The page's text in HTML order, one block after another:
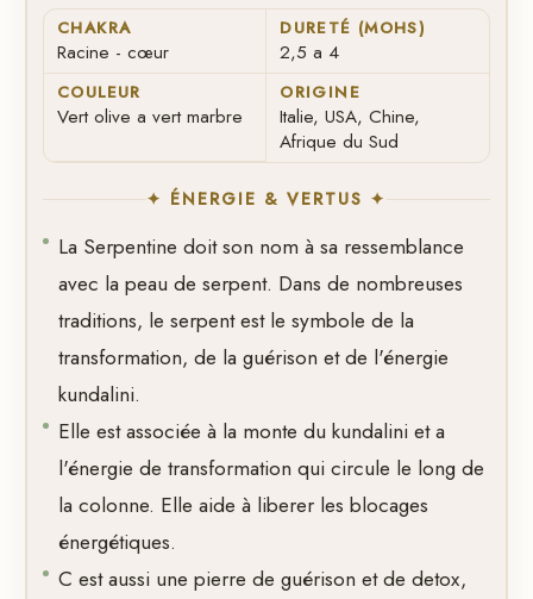
CHAKRA
Racine - cœur
DURETÉ (MOHS)
2,5 a 4
COULEUR
Vert olive a vert marbre
ORIGINE
Italie, USA, Chine,
Afrique du Sud
✦ ÉNERGIE & VERTUS ✦
La Serpentine doit son nom à sa ressemblance
avec la peau de serpent. Dans de nombreuses
traditions, le serpent est le symbole de la
transformation, de la guérison et de l'énergie
kundalini.
Elle est associée à la monte du kundalini et a
l'énergie de transformation qui circule le long de
la colonne. Elle aide à liberer les blocages
énergétiques.
C est aussi une pierre de guérison et de detox,